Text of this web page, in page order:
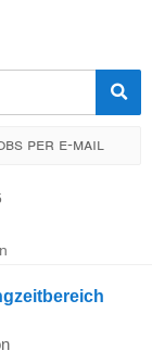
per e-mail